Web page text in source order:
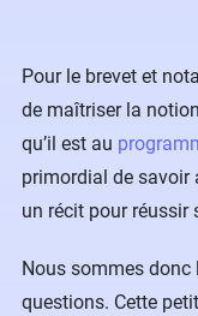
Pour le brevet et
de maîtriser la
qu’il est au
primordial de savoir
un récit pour réussir
Nous sommes donc
questions. Cette